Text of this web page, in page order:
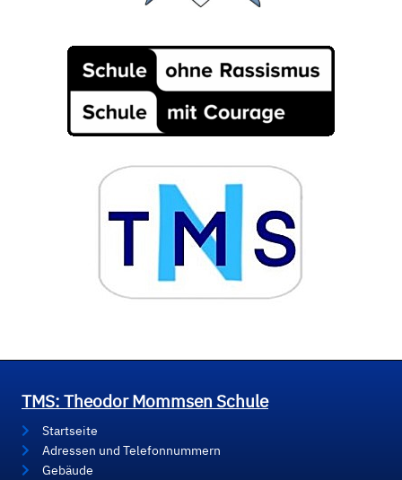
TMS: Theodor Mommsen Schule
Startseite
Adressen und Telefonnummern
Gebäude